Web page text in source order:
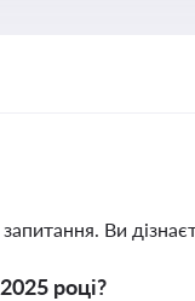
Ви
році?